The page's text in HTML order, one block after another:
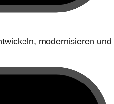
modernisieren und